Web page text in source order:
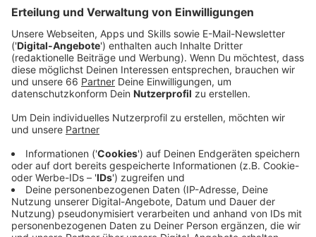
vergleichen?
Anzeige
Nein, es gibt deutliche Unterschiede. Der Wichtigste:
das Affenpocken-Virus überträgt sich nicht so leicht
wie das Sars-Cov2-Virus. Es kann sich zwar auch durch
größere Tröpfchen in der Atemluft übertragen. Aber
im Normalfall braucht man engen Körperkontakt zu
einer infizierten Person, sagt Virologe Jonas Schmidt-
Chanasit: "Es gibt eine Häufung bei Männern, die Sex
mit Männern haben und gerade in dem Bereich sollte
man jetzt eben besonders wachsam sein."